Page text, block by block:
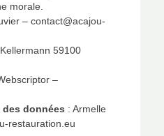
morale.
– contact@acajou-
59100
–
données : Armelle
restauration.eu